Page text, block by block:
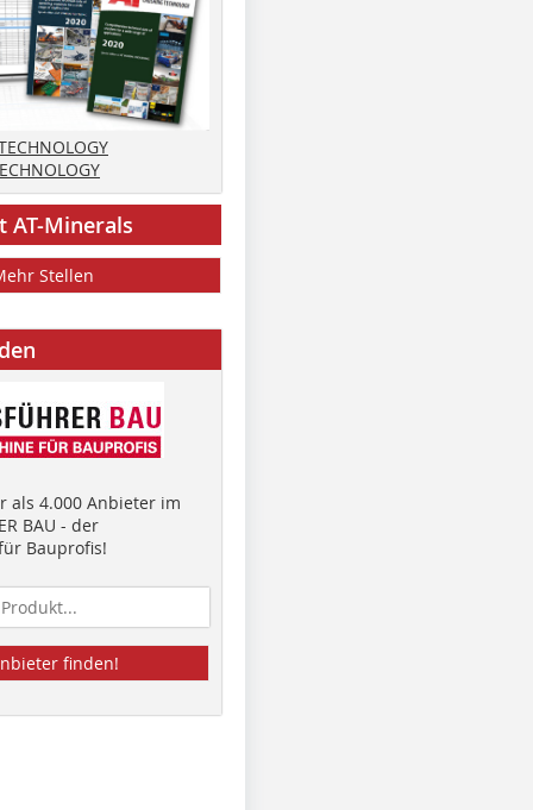
AT-Minerals
Stellen
als 4.000 Anbieter im
BAU - der
Bauprofis!
finden!